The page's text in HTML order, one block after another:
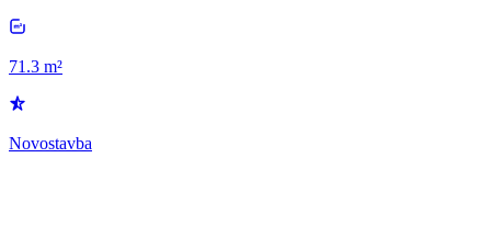
71.3 m²
Novostavba